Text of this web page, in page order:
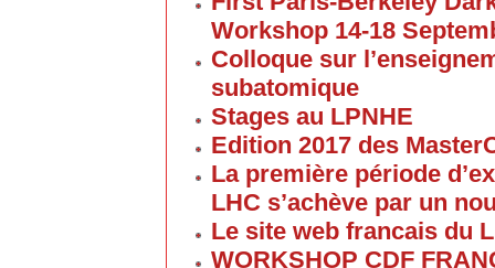
Workshop 14-18
Colloque sur
subatomique
Stages au LPNHE
Edition 2017 des
La première période
LHC s’achève par un
Le site web francais du
WORKSHOP CDF